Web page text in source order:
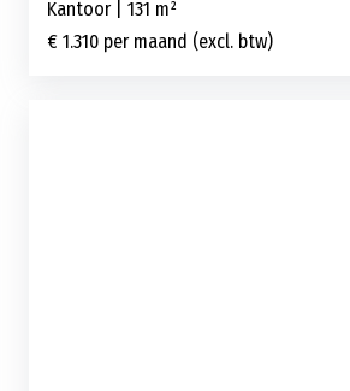
Kantoor | 131 m²
€ 1.310 per maand (excl. btw)